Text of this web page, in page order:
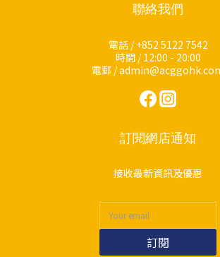
聯絡我們
電話 / +852 5122 7542
時間 / 12:00 - 20:00
電郵 /
訂閱網店通知
接收最新資訊及優惠
訂閱